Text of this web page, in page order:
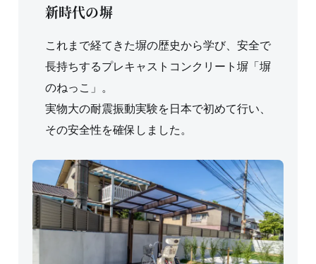
新時代の塀
これまで経てきた塀の歴史から学び、安全で
長持ちするプレキャストコンクリート塀「塀
のねっこ」。
実物大の耐震振動実験を日本で初めて行い、
その安全性を確保しました。